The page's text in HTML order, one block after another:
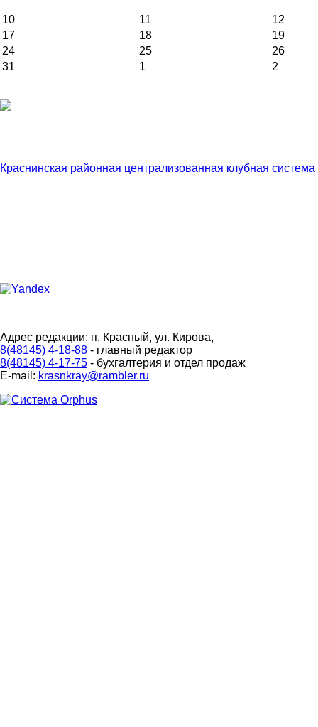
10 11
12
17
18
19
24
25
26
31
1 2
Краснинская районная централизованная клубная
Адрес редакции: п. Красный, ул. Кирова,
8(48145) 4-18-88 - главный редактор
8(48145) 4-17-75 - бухгалтерия и отдел продаж
E-mail: krasnkray@rambler.ru